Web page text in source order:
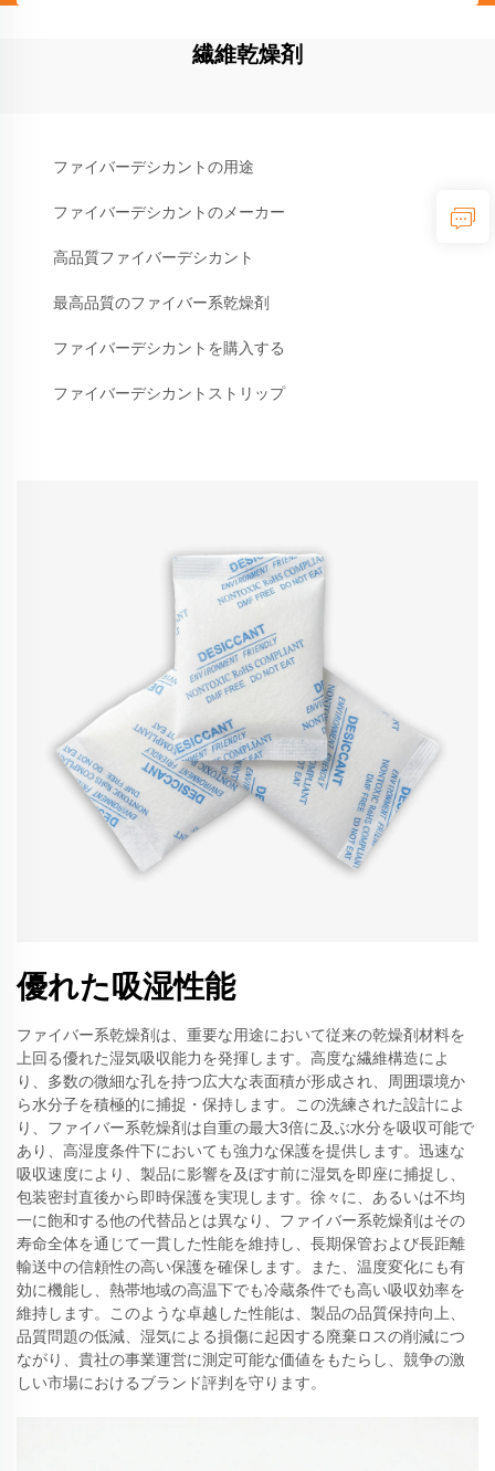
繊維乾燥剤
ファイバーデシカントの用途
ファイバーデシカントのメーカー
高品質ファイバーデシカント
最高品質のファイバー系乾燥剤
ファイバーデシカントを購入する
ファイバーデシカントストリップ
優れた吸湿性能
ファイバー系乾燥剤は、重要な用途において従来の乾燥剤材料を
上回る優れた湿気吸収能力を発揮します。高度な繊維構造によ
り、多数の微細な孔を持つ広大な表面積が形成され、周囲環境か
ら水分子を積極的に捕捉・保持します。この洗練された設計によ
り、ファイバー系乾燥剤は自重の最大3倍に及ぶ水分を吸収可能で
あり、高湿度条件下においても強力な保護を提供します。迅速な
吸収速度により、製品に影響を及ぼす前に湿気を即座に捕捉し、
包装密封直後から即時保護を実現します。徐々に、あるいは不均
一に飽和する他の代替品とは異なり、ファイバー系乾燥剤はその
寿命全体を通じて一貫した性能を維持し、長期保管および長距離
輸送中の信頼性の高い保護を確保します。また、温度変化にも有
効に機能し、熱帯地域の高温下でも冷蔵条件でも高い吸収効率を
維持します。このような卓越した性能は、製品の品質保持向上、
品質問題の低減、湿気による損傷に起因する廃棄ロスの削減につ
ながり、貴社の事業運営に測定可能な価値をもたらし、競争の激
しい市場におけるブランド評判を守ります。